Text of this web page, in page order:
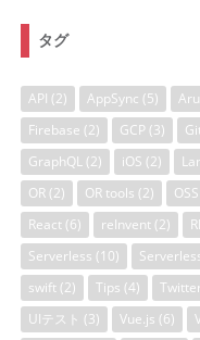
タグ
API (2) AppSync (5)
Firebase (2) GCP (3)
GraphQL (2) iOS (2)
OR (2) OR tools (2) OSS
React (6) reInvent (2)
Serverless (10)
swift (2) Tips (4) Twitter
UIテスト (3) Vue.js (6)